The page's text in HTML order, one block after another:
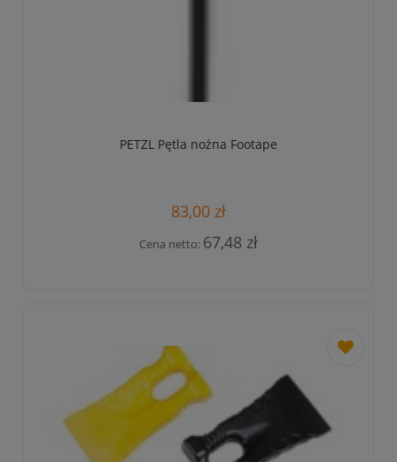
PETZL Pętla nożna Footape
83,00 zł
Cena netto: 67,48 zł
dodaj